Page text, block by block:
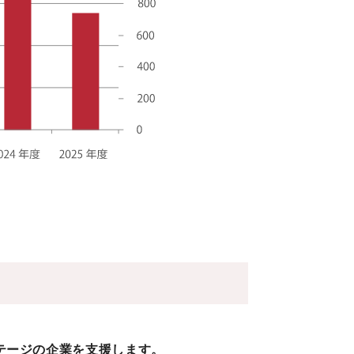
ジの企業を支援します。